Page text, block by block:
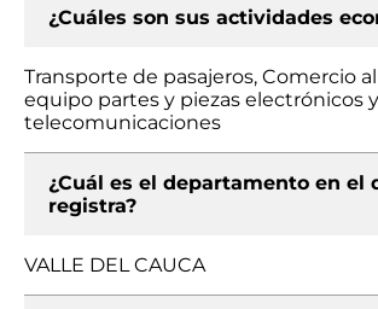
¿Cuáles son sus actividades
Transporte de pasajeros, Comercio
equipo partes y piezas electrónicos
telecomunicaciones
¿Cuál es el departamento en el
registra?
VALLE DEL CAUCA